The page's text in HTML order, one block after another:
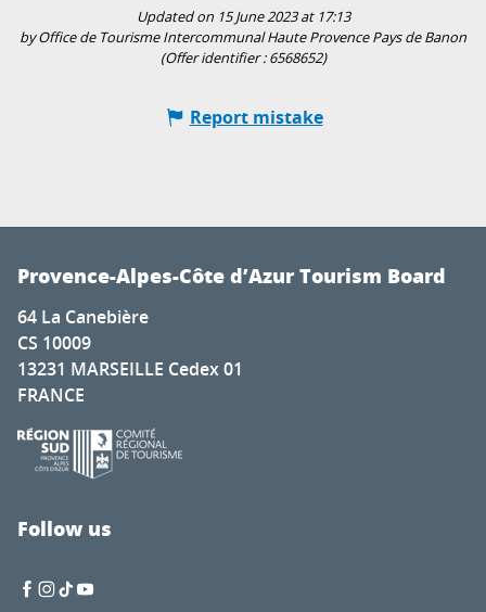
Updated on 15 June 2023 at 17:13
by Office de Tourisme Intercommunal Haute Provence Pays de Banon
(Offer identifier :6568652)
Report mistake
Provence-Alpes-Côte d’Azur Tourism Board
64 La Canebière
CS 10009
13231 MARSEILLE Cedex 01
FRANCE
Follow us